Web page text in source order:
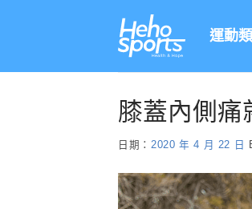
運動
膝蓋內側痛
日期： 2020 年 4 月 22 日